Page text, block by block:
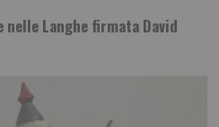
nelle Langhe firmata David